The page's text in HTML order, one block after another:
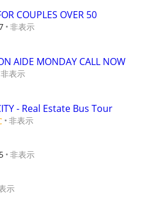
COUPLES OVER 50
非表示
AIDE MONDAY CALL NOW
非表示
- Real Estate Bus Tour
非表示
非表示
示